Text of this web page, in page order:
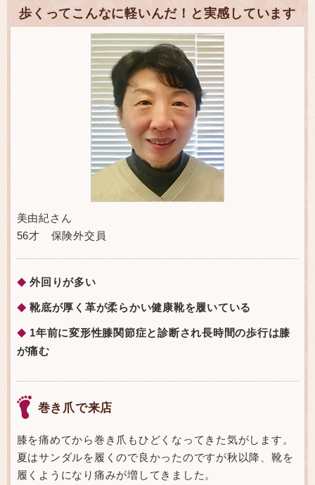
歩くってこんなに軽いんだ！と実感しています
美由紀さん
56才 保険外交員
◆ 外回りが多い
◆ 靴底が厚く革が柔らかい健康靴を履いている
◆ 1年前に変形性膝関節症と診断され長時間の歩行は膝
が痛む
巻き爪で来店
膝を痛めてから巻き爪もひどくなってきた気がします。
夏はサンダルを履くので良かったのですが秋以降、靴を
履くようになり痛みが増してきました。